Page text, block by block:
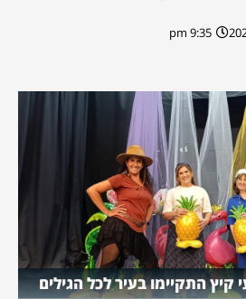
9:35 pm
קיץ התקיימו בעיר לכל הגילים